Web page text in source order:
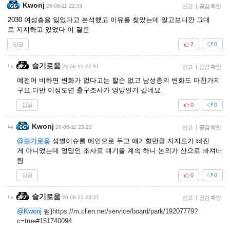
Kwonj 26-06-11 22:34 신고 | 공감 확인
2030 여성층을 잃었다고 분석했고 이유를 찾았는데 알고보니깐 그대
로 지지하고 있었다 이 결륜
답글 0
2
슬기로움 26-06-11 22:51 신고 | 공감 확인
예전어 비하면 변화가 없다고는 할순 없고 남성층의 변화도 마찬가지
구요.다만 이정도면 출구조사가 엉망인거 같네요.
답글 0
0
Kwonj 26-06-11 23:23 신고 | 공감 확인
@슬기로움 성별이슈를 메인으로 두고 얘기할만큼 지지도가 빠진
게 아니었는데 엉망인 조사로 얘기를 계속 하니 논의가 산으로 빠져버
림
답글 0
0
슬기로움 26-06-11 23:37 신고 | 공감 확인
@Kwonj 펌)https://m.clien.net/service/board/park/19207779?
c=true#151740094